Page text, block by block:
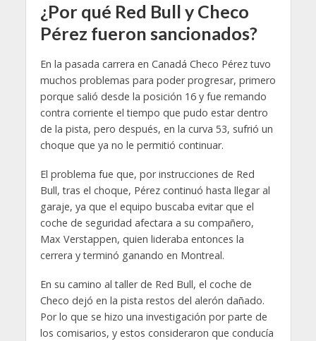
¿Por qué Red Bull y Checo
Pérez fueron sancionados?
En la pasada carrera en Canadá Checo Pérez tuvo
muchos problemas para poder progresar, primero
porque salió desde la posición 16 y fue remando
contra corriente el tiempo que pudo estar dentro
de la pista, pero después, en la curva 53, sufrió un
choque que ya no le permitió continuar.
El problema fue que, por instrucciones de Red
Bull, tras el choque, Pérez continuó hasta llegar al
garaje, ya que el equipo buscaba evitar que el
coche de seguridad afectara a su compañero,
Max Verstappen, quien lideraba entonces la
cerrera y terminó ganando en Montreal.
En su camino al taller de Red Bull, el coche de
Checo dejó en la pista restos del alerón dañado.
Por lo que se hizo una investigación por parte de
los comisarios, y estos consideraron que conducía